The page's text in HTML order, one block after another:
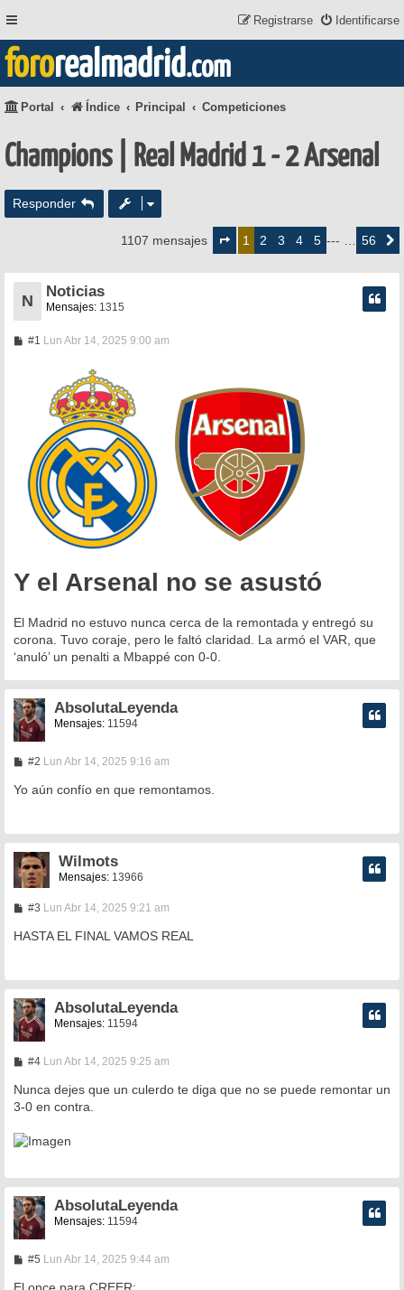
Identificarse
Registrarse
fororealmadrid.com
Portal Índice Principal Competiciones
Champions | Real Madrid 1 - 2 Arsenal
Responder
1107 mensajes
de
1 2 3 4 5 --- … 56
N
Noticias
Mensajes: 1315
#1 MLun Abr 14, 2025 9:00 am
Y el Arsenal no se asustó
El Madrid no estuvo nunca cerca de la remontada y entregó su
corona. Tuvo coraje, pero le faltó claridad. La armó el VAR, que
‘anuló’ un penalti a Mbappé con 0-0.
AbsolutaLeyenda
Mensajes: 11594
#2M
n
s
e
Lun Abr 14, 2025 9:16 am
Yo aún confío en que remontamos.
Wilmots
Mensajes: 13966
#3M
n
s
e
Lun Abr 14, 2025 9:21 am
HASTA EL FINAL VAMOS REAL
AbsolutaLeyenda
Mensajes: 11594
#4M
n
s
a
Lun Abr 14, 2025 9:25 am
Nunca dejes que un culerdo te diga que no se puede remontar un
3-0 en contra.
AbsolutaLeyenda
Mensajes: 11594
#5M
n
Lun Abr 14, 2025 9:44 am
El once para CREER: